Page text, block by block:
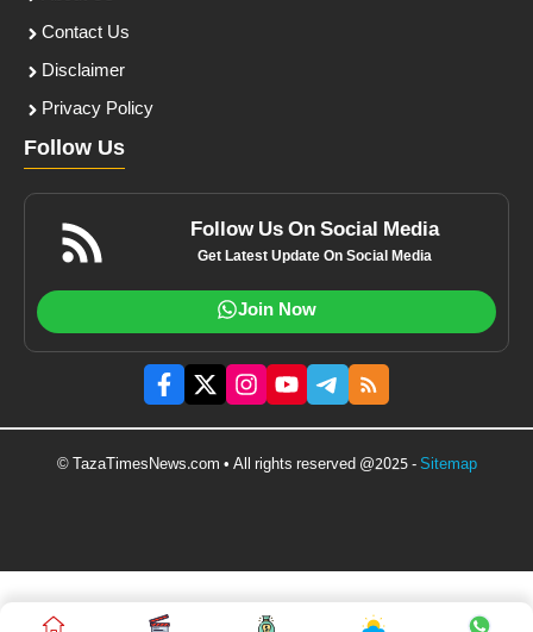
Contact Us
Disclaimer
Privacy Policy
Follow Us
Follow Us On Social Media
Get Latest Update On Social Media
Join Now
© TazaTimesNews.com • All rights reserved @2025 -Sitemap